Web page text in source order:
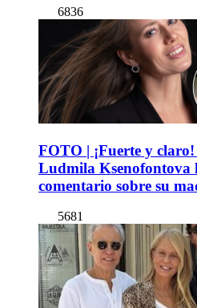
6836
FOTO | ¡Fuerte y
Ludmila Ksenofontova
comentario sobre su
5681